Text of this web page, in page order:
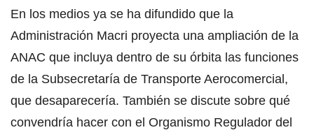
En los medios ya se ha difundido que la
Administración Macri proyecta una ampliación de la
ANAC que incluya dentro de su órbita las funciones
de la Subsecretaría de Transporte Aerocomercial,
que desaparecería. También se discute sobre qué
convendría hacer con el Organismo Regulador del